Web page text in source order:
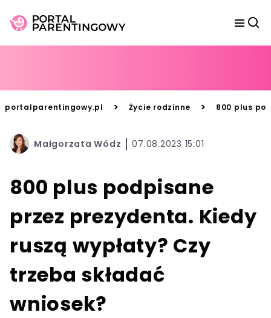
portalparentingowy.pl > Życie rodzinne > 800 plus
Małgorzata Wódz 07.08.2023 15:01
800 plus podpisane
przez prezydenta. Kiedy
ruszą wypłaty? Czy
trzeba składać
wniosek?